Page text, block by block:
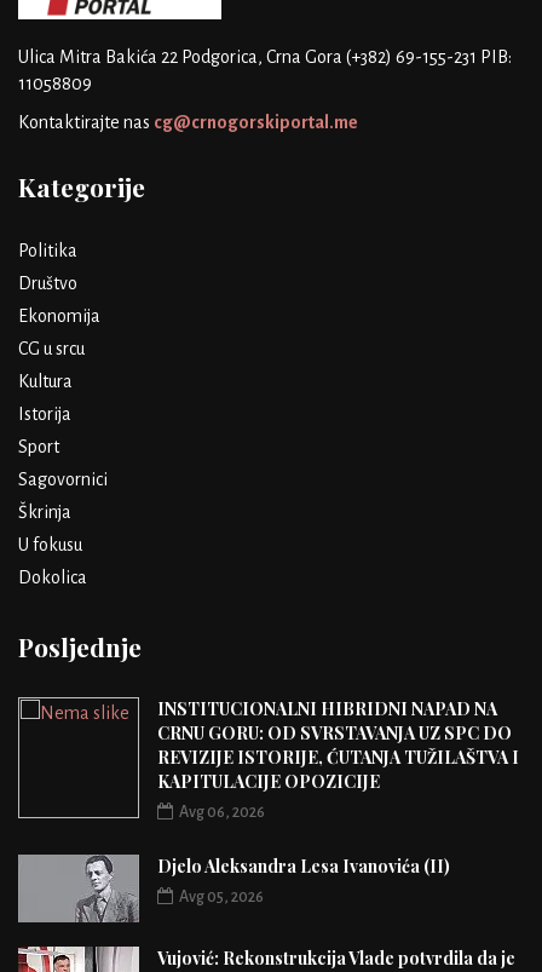
Ulica Mitra Bakića 22 Podgorica, Crna Gora (+382) 69-155-231 PIB:
11058809
Kontaktirajte nas cg@crnogorskiportal.me
Kategorije
Politika
Društvo
Ekonomija
CG u srcu
Kultura
Istorija
Sport
Sagovornici
Škrinja
U fokusu
Dokolica
Posljednje
INSTITUCIONALNI HIBRIDNI NAPAD NA
CRNU GORU: OD SVRSTAVANJA UZ SPC DO
REVIZIJE ISTORIJE, ĆUTANJA TUŽILAŠTVA I
KAPITULACIJE OPOZICIJE
Avg 06, 2026
Djelo Aleksandra Lesa Ivanovića (II)
Avg 05, 2026
Vujović: Rekonstrukcija Vlade potvrdila da je